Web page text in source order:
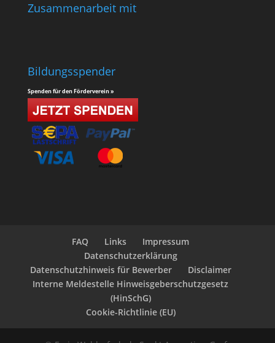
Zusammenarbeit mit
Bildungsspender
Spenden für den Förderverein »
FAQ Links
Impressum
Datenschutzerklärung
Datenschutzhinweis für Bewerber
Disclaimer
Interne Meldestelle Hinweisgeberschutzgesetz
(HinSchG)
Cookie-Richtlinie (EU)